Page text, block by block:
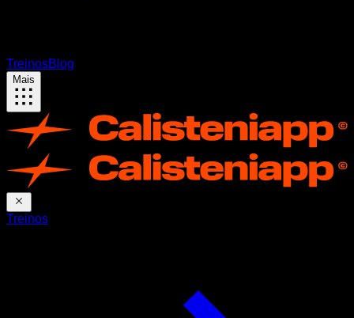
TreinosBlog
Mais
Treinos